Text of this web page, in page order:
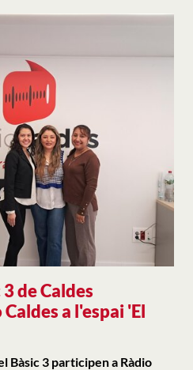
de Caldes
a l'espai 'El
Bàsic 3 participen a Ràdio